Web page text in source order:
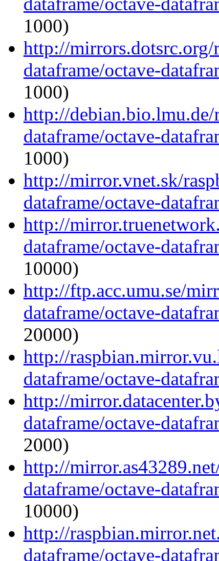
1000)
http://mirrors.dotsrc.org/
dataframe/octave-
1000)
http://
dataframe/octave-
1000)
http://mirror.vnet.sk/
dataframe/octave-
http://
dataframe/octave-
10000)
http://ftp.acc.umu.se/
dataframe/octave-
20000)
http://
dataframe/octave-
http://
dataframe/octave-
2000)
http://
dataframe/octave-
10000)
http://
dataframe/octave-